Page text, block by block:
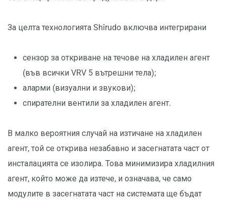
За целта технологията Shîrudo включва интегрирани
сензор за откриване на течове на хладилен агент
(във всички VRV 5 вътрешни тела);
аларми (визуални и звукови);
спирателни вентили за хладилен агент.
В малко вероятния случай на изтичане на хладилен
агент, той се открива незабавно и засегнатата част от
инсталацията се изолира. Това минимизира хладилния
агент, който може да изтече, и означава, че само
модулите в засегнатата част на системата ще бъдат